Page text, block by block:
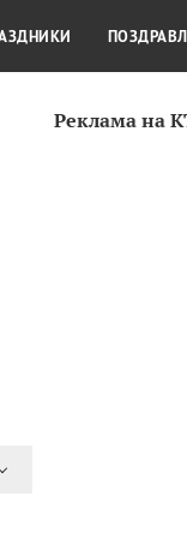
Реклама на